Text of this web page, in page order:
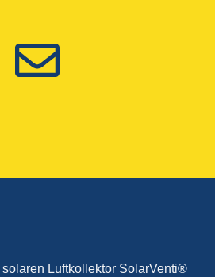
solaren Luftkollektor SolarVenti®